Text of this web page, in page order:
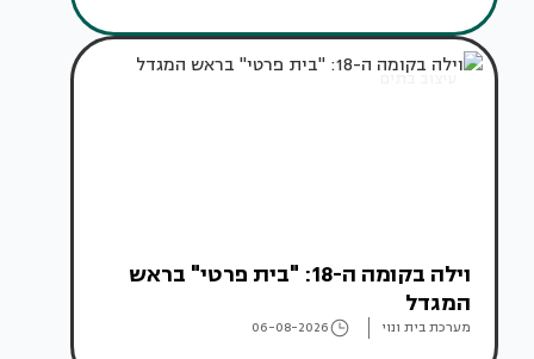
עיצוב בתים
וילה בקומה ה-18: "בית פרטי" בראש
המגדל
מערכת בית ונוי 06-08-2026